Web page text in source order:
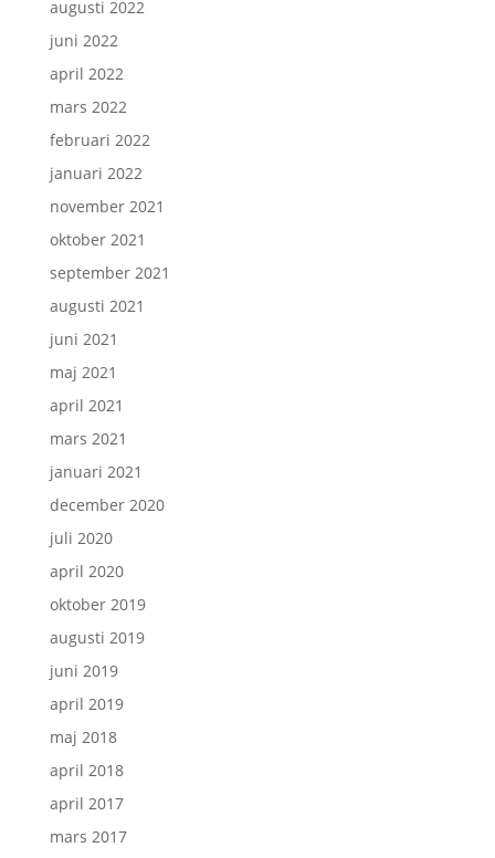
augusti 2022
juni 2022
april 2022
mars 2022
februari 2022
januari 2022
november 2021
oktober 2021
september 2021
augusti 2021
juni 2021
maj 2021
april 2021
mars 2021
januari 2021
december 2020
juli 2020
april 2020
oktober 2019
augusti 2019
juni 2019
april 2019
maj 2018
april 2018
april 2017
mars 2017